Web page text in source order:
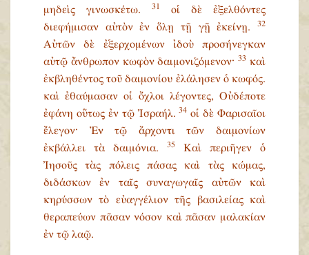
μηδεὶς γινωσκέτω.
31
οἱ δὲ ἐξελθόντες
διεφήμισαν αὐτὸν ἐν ὅλῃ τῇ γῇ ἐκείνῃ.
32
Αὐτῶν δὲ ἐξερχομένων ἰδοὺ προσήνεγκαν
αὐτῷ ἄνθρωπον κωφὸν δαιμονιζόμενον·33 καὶ
ἐκβληθέντος τοῦ δαιμονίου ἐλάλησεν ὁ κωφός.
καὶ ἐθαύμασαν οἱ ὄχλοι λέγοντες, Οὐδέποτε
ἐφάνη οὕτως ἐν τῷ Ἰσραήλ.34 οἱ δὲ Φαρισαῖοι
ἔλεγον· Ἐν τῷ ἄρχοντι τῶν δαιμονίων
ἐκβάλλει τὰ δαιμόνια.
35
Καὶ περιῆγεν ὁ
Ἰησοῦς τὰς πόλεις πάσας καὶ τὰς κώμας,
διδάσκων ἐν ταῖς συναγωγαῖς αὐτῶν καὶ
κηρύσσων τὸ εὐαγγέλιον τῆς βασιλείας καὶ
θεραπεύων πᾶσαν νόσον καὶ πᾶσαν μαλακίαν
ἐν τῷ λαῷ.